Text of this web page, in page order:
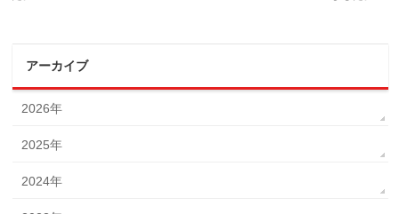
アーカイブ
2026年
2025年
2024年